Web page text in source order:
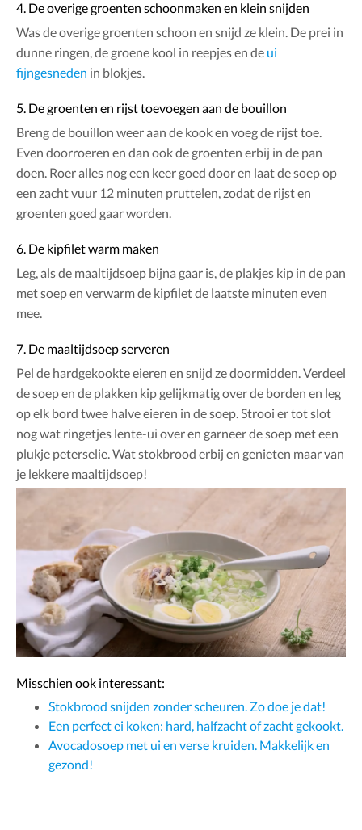
4. De overige groenten schoonmaken en klein snijden
Was de overige groenten schoon en snijd ze klein. De prei in
dunne ringen, de groene kool in reepjes en de ui
fijngesneden in blokjes.
5. De groenten en rijst toevoegen aan de bouillon
Breng de bouillon weer aan de kook en voeg de rijst toe.
Even doorroeren en dan ook de groenten erbij in de pan
doen. Roer alles nog een keer goed door en laat de soep op
een zacht vuur 12 minuten pruttelen, zodat de rijst en
groenten goed gaar worden.
6. De kipfilet warm maken
Leg, als de maaltijdsoep bijna gaar is, de plakjes kip in de pan
met soep en verwarm de kipfilet de laatste minuten even
mee.
7. De maaltijdsoep serveren
Pel de hardgekookte eieren en snijd ze doormidden. Verdeel
de soep en de plakken kip gelijkmatig over de borden en leg
op elk bord twee halve eieren in de soep. Strooi er tot slot
nog wat ringetjes lente-ui over en garneer de soep met een
plukje peterselie. Wat stokbrood erbij en genieten maar van
je lekkere maaltijdsoep!
Misschien ook interessant:
Stokbrood snijden zonder scheuren. Zo doe je dat!
Een perfect ei koken: hard, halfzacht of zacht gekookt.
Avocadosoep met ui en verse kruiden. Makkelijk en
gezond!